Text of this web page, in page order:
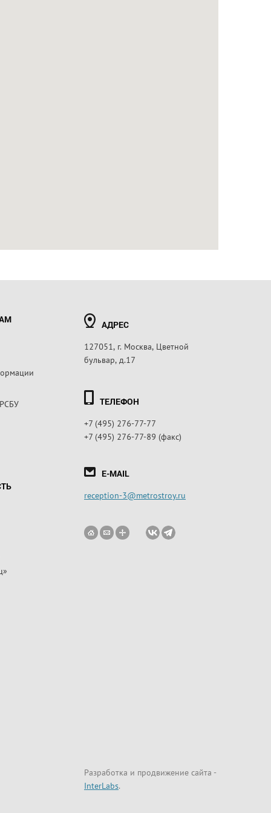
АДРЕС
127051, г. Москва, Цветной
бульвар, д.17
ТЕЛЕФОН
+7 (495) 276-77-77
+7 (495) 276-77-89 (факс)
E-MAIL
reception-3@metrostroy.ru
Разработка и продвижение сайта -
InterLabs.